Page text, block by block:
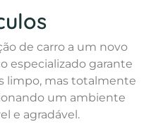
de carro a um novo
especializado garante
limpo, mas totalmente
um ambiente
e agradável.